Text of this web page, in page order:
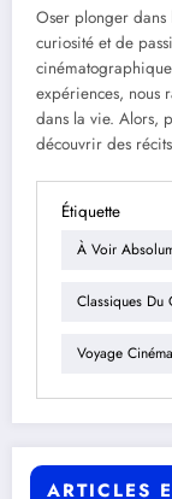
Oser plonger dans
curiosité et de
expériences, nous
dans la vie. Alors,
découvrir des
Étiquette
À Voir
Classiques Du
Voyage
ARTICLES